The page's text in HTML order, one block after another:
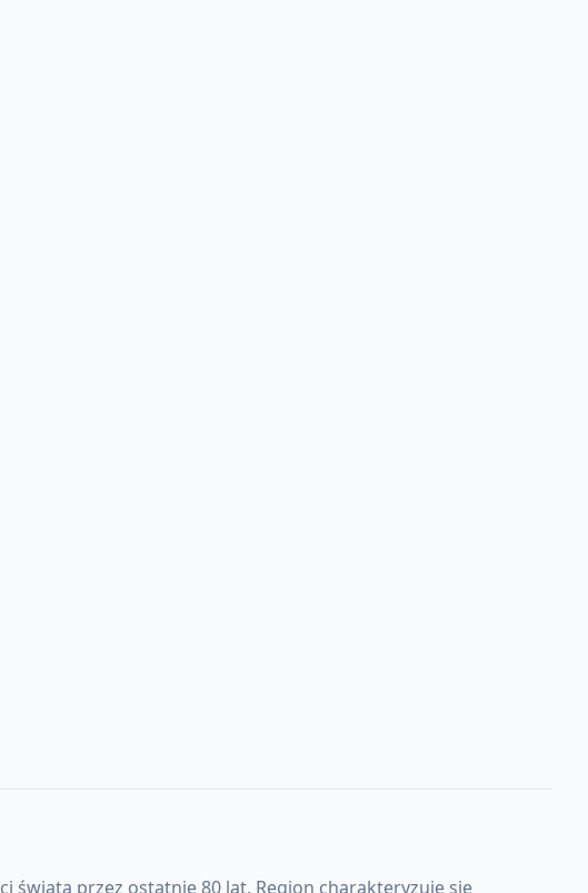
świata przez ostatnie 80 lat. Region charakteryzuje się